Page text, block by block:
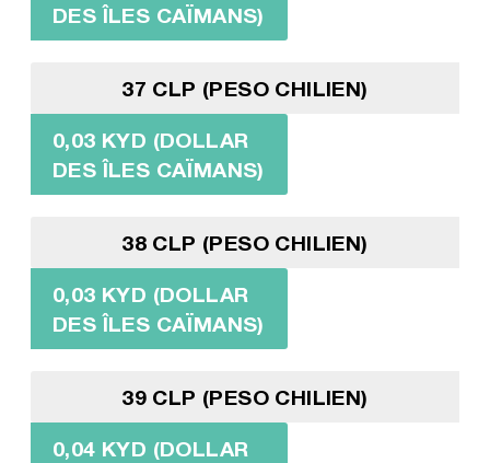
DES ÎLES CAÏMANS)
37 CLP (PESO CHILIEN)
0,03 KYD (DOLLAR
DES ÎLES CAÏMANS)
38 CLP (PESO CHILIEN)
0,03 KYD (DOLLAR
DES ÎLES CAÏMANS)
39 CLP (PESO CHILIEN)
0,04 KYD (DOLLAR